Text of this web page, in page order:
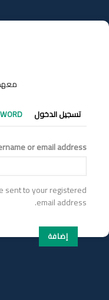
إلى
المحتوى
التبويبات
الأساسية
تسجيل الدخول
or email address
sent to your registered
email address.